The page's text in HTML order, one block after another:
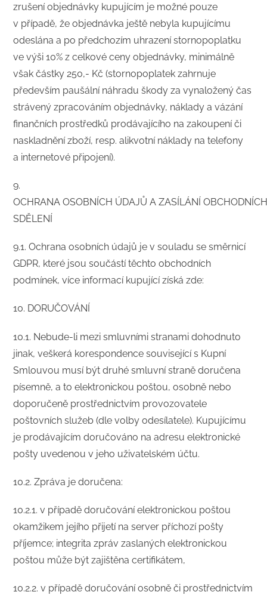
zrušení objednávky kupujícím je možné pouze
v případě, že objednávka ještě nebyla kupujícímu
odeslána a po předchozím uhrazení stornopoplatku
ve výši 10% z celkové ceny objednávky, minimálně
však částky 250,- Kč (stornopoplatek zahrnuje
především paušální náhradu škody za vynaložený čas
strávený zpracováním objednávky, náklady a vázání
finančních prostředků prodávajícího na zakoupení či
naskladnění zboží, resp. alikvotní náklady na telefony
a internetové připojení).
​9.
OCHRANA OSOBNÍCH ÚDAJŮ A ZASÍLÁNÍ
SDĚLENÍ
​9.1. Ochrana osobních údajů je v souladu se směrnicí
GDPR, které jsou součástí těchto obchodních
podmínek, více informací kupující získá zde:
10. DORUČOVÁNÍ
​10.1. Nebude-li mezi smluvními stranami dohodnuto
jinak, veškerá korespondence související s Kupní
Smlouvou musí být druhé smluvní straně doručena
písemně, a to elektronickou poštou, osobně nebo
doporučeně prostřednictvím provozovatele
poštovních služeb (dle volby odesílatele). Kupujícímu
je prodávajícím doručováno na adresu elektronické
pošty uvedenou v jeho uživatelském účtu.
10.2. Zpráva je doručena:
10.2.1. v případě doručování elektronickou poštou
okamžikem jejího přijetí na server příchozí pošty
příjemce; integrita zpráv zaslaných elektronickou
poštou může být zajištěna certifikátem,
10.2.2. v případě doručování osobně či prostřednictvím